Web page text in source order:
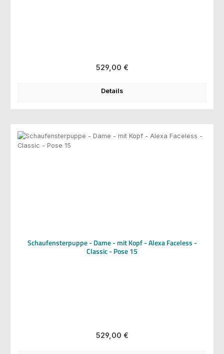
Regulärer Preis:
529,00 €
Details
Schaufensterpuppe - Dame - mit Kopf - Alexa Faceless -
Classic - Pose 15
Regulärer Preis:
529,00 €